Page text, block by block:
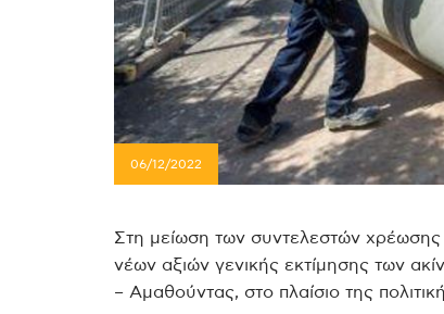
06/12/2022
Στη μείωση των συντελεστών
νέων αξιών γενικής εκτίμησης των
– Αμαθούντας, στο πλαίσιο της